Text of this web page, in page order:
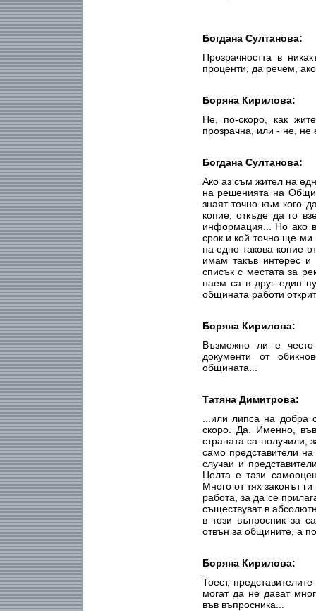
Богдана Султанова:
Прозрачността в
проценти, да речем,
Боряна Кирилова:
Не, по-скоро, как
прозрачна, или - не, не
Богдана Султанова:
Ако аз съм жител на
на решенията на
знаят точно към кого
копие, откъде да го
информация... Но ако
срок и кой точно ще
на едно такова копие
имам такъв интерес
списък с местата за
наем са в друг един
общината работи
Боряна Кирилова:
Възможно ли е
документи от
общината...
Татяна Димитрова:
...или липса на добра
скоро. Да. Именно,
страната са получили,
само представители
случаи и
Целта е тази
Много от тях законът
работа, за да се
съществуват в
в този въпросник за
отвън за общините, а
Боряна Кирилова:
Тоест,
могат да не дават
във въпросника...